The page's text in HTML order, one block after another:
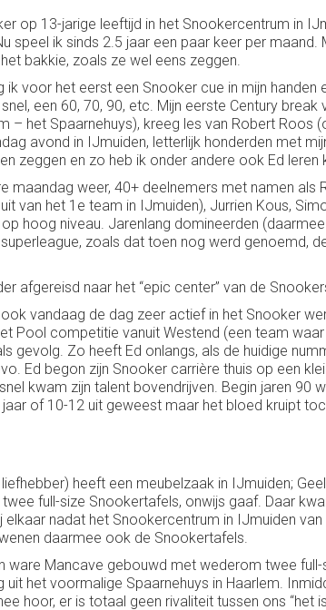
op 13-jarige leeftijd in het Snookercentrum in
speel ik sinds 2.5 jaar een paar keer per
bakkie, zoals ze wel eens zeggen.
voor het eerst een Snooker cue in mijn
een 60, 70, 90, etc. Mijn eerste Century
het Spaarnehuys), kreeg les van Robert Roos
avond in IJmuiden, letterlijk honderden met
zeggen en zo heb ik onder andere ook Ed leren
weer, 40+ deelnemers met namen als
van het 1e team in IJmuiden), Jurrien Kous,
hoog niveau. Jarenlang domineerden
zoals dat toen nog werd genoemd,
afgereisd naar het “epic center” van de
vandaag de dag zeer actief in het Snooker
Pool competitie vanuit Westend (een team
gevolg. Zo heeft Ed onlangs, als de huidige
Ed begon zijn Snooker carrière thuis op een
kwam zijn talent bovendrijven. Begin jaren 90
of 10-12 uit geweest maar het bloed kruipt
heeft een meubelzaak in IJmuiden;
full-size Snookertafels, onwijs gaaf. Daar
nadat het Snookercentrum in IJmuiden
daarmee ook de Snookertafels.
ware Mancave gebouwd met wederom twee
het voormalige Spaarnehuys in Haarlem.
hoor, er is totaal geen rivaliteit tussen ons “het